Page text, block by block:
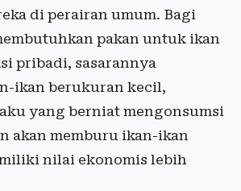
di perairan umum. Bagi
pakan untuk ikan
pribadi, sasarannya
ikan berukuran kecil,
yang berniat mengonsumsi
akan memburu ikan-ikan
nilai ekonomis lebih